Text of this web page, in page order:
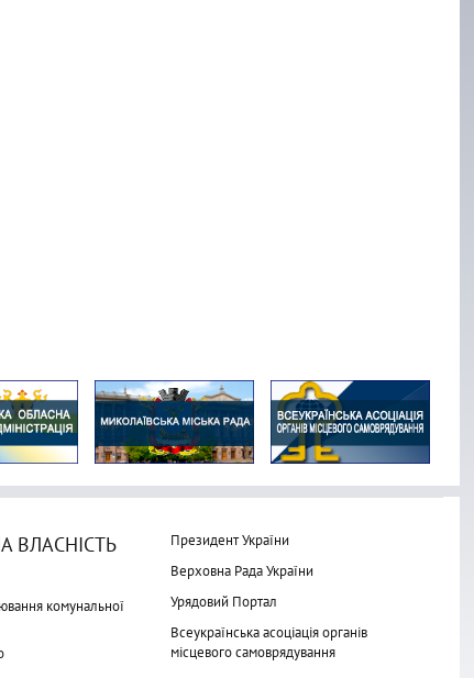
ВЛАСНІСТЬ
комунальної
Президент України
Верховна Рада України
Урядовий Портал
Всеукраїнська асоціація органів
місцевого самоврядування